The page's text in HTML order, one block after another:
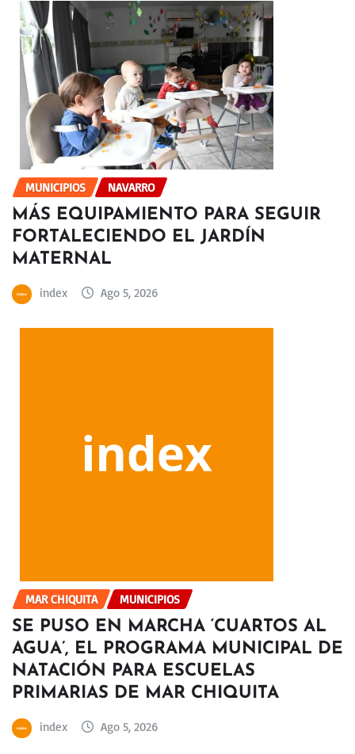
MUNICIPIOS NAVARRO
MÁS EQUIPAMIENTO PARA SEGUIR
FORTALECIENDO EL JARDÍN
MATERNAL
index Ago 5, 2026
MAR CHIQUITA MUNICIPIOS
SE PUSO EN MARCHA ‘CUARTOS AL
AGUA’, EL PROGRAMA MUNICIPAL DE
NATACIÓN PARA ESCUELAS
PRIMARIAS DE MAR CHIQUITA
index Ago 5, 2026